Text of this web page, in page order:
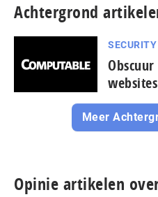
Achtergrond
Meer
Opinie artikelen